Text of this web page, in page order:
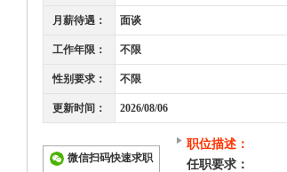
月薪待遇： 面谈
工作年限： 不限
性别要求： 不限
更新时间： 2026/08/06
微信扫码快速求职
职位描述：
任职要求：